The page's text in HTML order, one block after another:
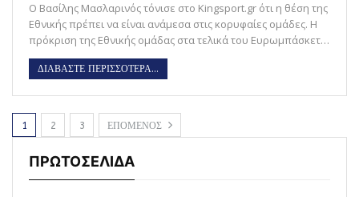
Ο Βασίλης Μασλαρινός τόνισε στο Kingsport.gr ότι η θέση της
Εθνικής πρέπει να είναι ανάμεσα στις κορυφαίες ομάδες. Η
πρόκριση της Εθνικής ομάδας στα τελικά του Ευρωμπάσκετ…
ΔΙΑΒΑΣΤΕ ΠΕΡΙΣΣΟΤΕΡΑ...
1 2 3 ΕΠΟΜΕΝΟΣ
ΠΡΩΤΟΣΕΛΙΔΑ